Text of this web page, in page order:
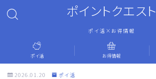
ポイントクエスト
ポイ活×お得情報
ポイ活 お得情報
2026.01.20 ポイ活